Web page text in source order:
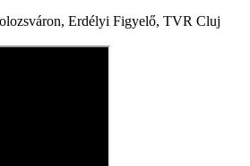
Erdélyi Figyelő, TVR Cluj